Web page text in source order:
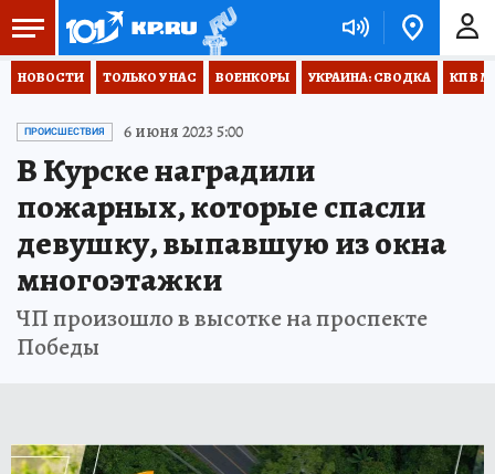
НОВОСТИ ТОЛЬКО У НАС ВОЕНКОРЫ УКРАИНА: СВОДКА КП В
ПРОИСШЕСТВИЯ 6 июня 2023 5:00
В Курске наградили
пожарных, которые спасли
девушку, выпавшую из окна
многоэтажки
ЧП произошло в высотке на проспекте
Победы